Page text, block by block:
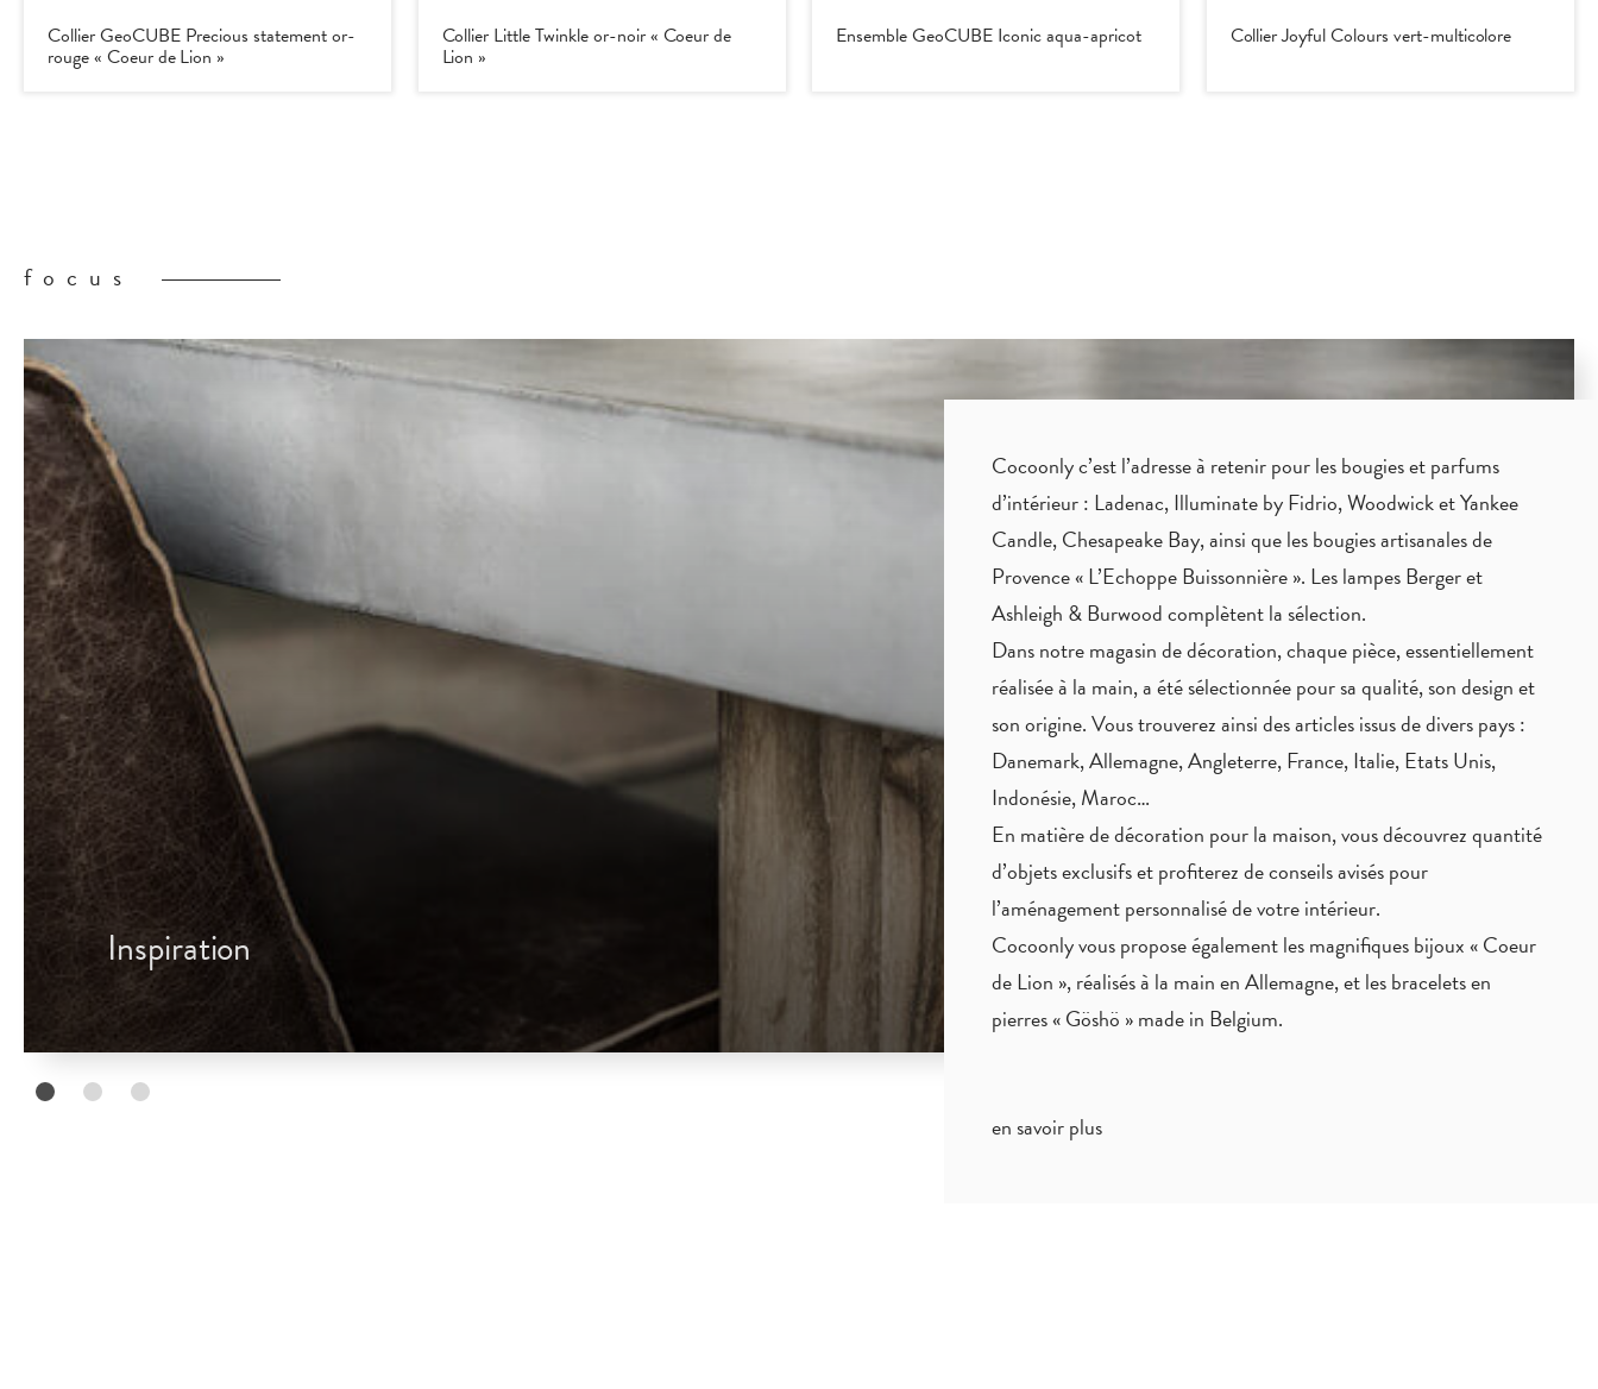
Collier GeoCUBE Precious statement or-
rouge « Coeur de Lion »
Collier Little Twinkle or-noir « Coeur de
Lion »
Ensemble GeoCUBE Iconic aqua-apricot Collier Joyful Colours vert-multicolore
focus
Inspiration
Cocoonly c’est l’adresse à retenir pour les bougies et parfums
d’intérieur : Ladenac, Illuminate by Fidrio, Woodwick et Yankee
Candle, Chesapeake Bay, ainsi que les bougies artisanales de
Provence « L’Echoppe Buissonnière ». Les lampes Berger et
Ashleigh & Burwood complètent la sélection.
Dans notre magasin de décoration, chaque pièce,essentiellement
réalisée à la main, a été sélectionnée pour sa qualité, son design et
son origine. Vous trouverez ainsi des articles issus de divers pays :
Danemark, Allemagne, Angleterre, France, Italie, Etats Unis,
Indonésie, Maroc…
En matière de décoration pour la maison, vous découvrez quantité
d’objets exclusifset profiterez deconseils aviséspour
l’aménagement personnalisé de votre intérieur.
Cocoonly vous propose également les magnifiques bijoux « Coeur
de Lion », réalisés à la main en Allemagne, et les bracelets en
pierres « Göshö » made in Belgium.
en savoir plus